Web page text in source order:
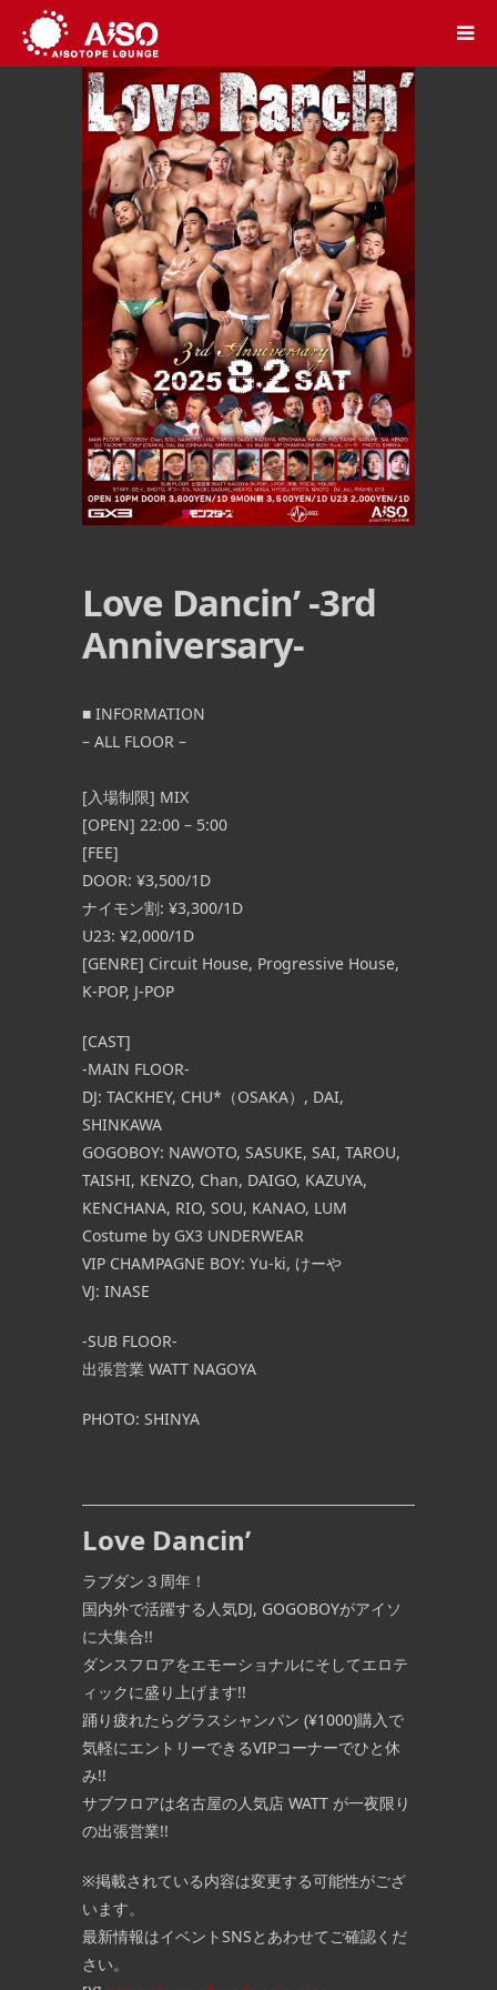
Love Dancin’ -3rd
Anniversary-
■ INFORMATION
– ALL FLOOR –
[入場制限] MIX
[OPEN] 22:00 – 5:00
[FEE]
DOOR: ¥3,500/1D
ナイモン割: ¥3,300/1D
U23: ¥2,000/1D
[GENRE] Circuit House, Progressive House,
K-POP, J-POP
[CAST]
-MAIN FLOOR-
DJ: TACKHEY, CHU*（OSAKA）, DAI,
SHINKAWA
GOGOBOY: NAWOTO, SASUKE, SAI, TAROU,
TAISHI, KENZO, Chan, DAIGO, KAZUYA,
KENCHANA, RIO, SOU, KANAO, LUM
Costume by GX3 UNDERWEAR
VIP CHAMPAGNE BOY: Yu-ki, けーや
VJ: INASE
-SUB FLOOR-
出張営業 WATT NAGOYA
PHOTO: SHINYA
Love Dancin’
ラブダン３周年！
国内外で活躍する人気DJ, GOGOBOYがアイソ
に大集合!!
ダンスフロアをエモーショナルにそしてエロテ
ィックに盛り上げます!!
踊り疲れたらグラスシャンパン (¥1000)購入で
気軽にエントリーできるVIPコーナーでひと休
み!!
サブフロアは名古屋の人気店 WATT が一夜限り
の出張営業!!
※掲載されている内容は変更する可能性がござ
います。
最新情報はイベントSNSとあわせてご確認くだ
さい。